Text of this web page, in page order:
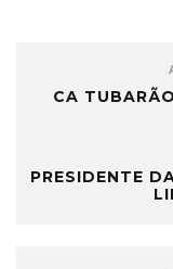
CA
PRESIDENTE